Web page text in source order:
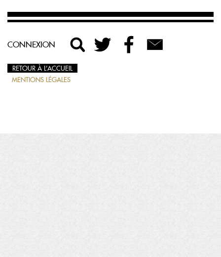
CONNEXION
RETOUR À L’ACCUEIL
MENTIONS LÉGALES